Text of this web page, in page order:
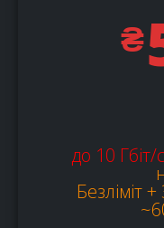
₴
до 10 Гбіт/с
Безліміт